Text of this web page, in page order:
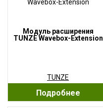
Модуль расширения
TUNZE Wavebox-Extension
TUNZE
Подробнее